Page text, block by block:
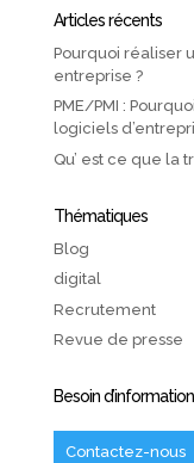
Articles récents
Pourquoi réaliser
entreprise ?
PME/PMI :
logiciels
Qu’ est ce que la
Thématiques
Blog
digital
Recrutement
Revue de presse
Besoin
Contactez-nous